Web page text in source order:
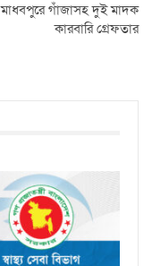
মাধবপুরে গাঁজাসহ দুই মাদক
কারবারি গ্রেফতার